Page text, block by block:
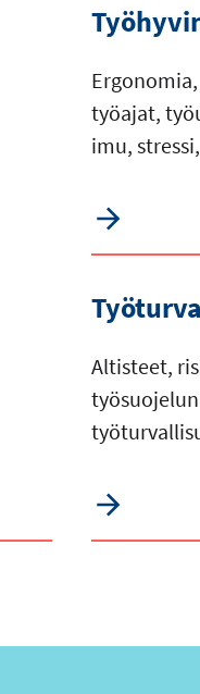
työajat,
imu,
Altisteet,